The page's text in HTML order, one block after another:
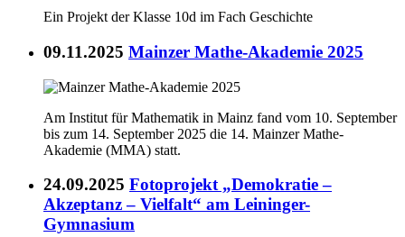
Ein Projekt der Klasse 10d im Fach Geschichte
09.11.2025 Mainzer Mathe-Akademie 2025
Am Institut für Mathematik in Mainz fand vom 10. September
bis zum 14. September 2025 die 14. Mainzer Mathe-
Akademie (MMA) statt.
24.09.2025 Fotoprojekt „Demokratie –
Akzeptanz – Vielfalt“ am Leininger-
Gymnasium